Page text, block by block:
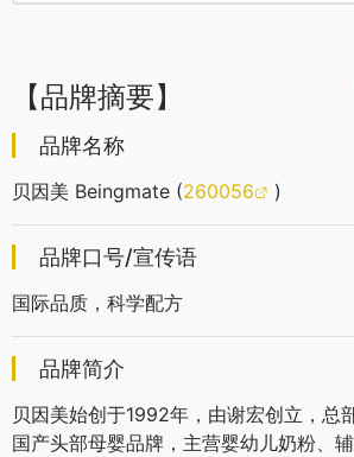
【品牌摘要】
品牌名称
贝因美 Beingmate (260056 )
品牌口号/宣传语
国际品质，科学配方
品牌简介
贝因美始创于1992年，由谢宏创立，总
国产头部母婴品牌，主营婴幼儿奶粉、